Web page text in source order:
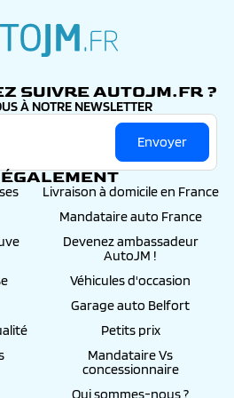
SUIVRE AUTOJM.FR ?
À NOTRE NEWSLETTER
Envoyer
Livraison à domicile en France
Mandataire auto France
Devenez ambassadeur
AutoJM !
Véhicules d'occasion
Garage auto Belfort
Petits prix
Mandataire Vs
concessionnaire
Qui sommes-nous ?